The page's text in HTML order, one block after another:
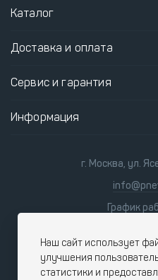
Каталог
Доставка и оплата
Сервис и гарантия
Информация
г. Москва, ул.
График
Наш сайт использует
улучшения
статистики и